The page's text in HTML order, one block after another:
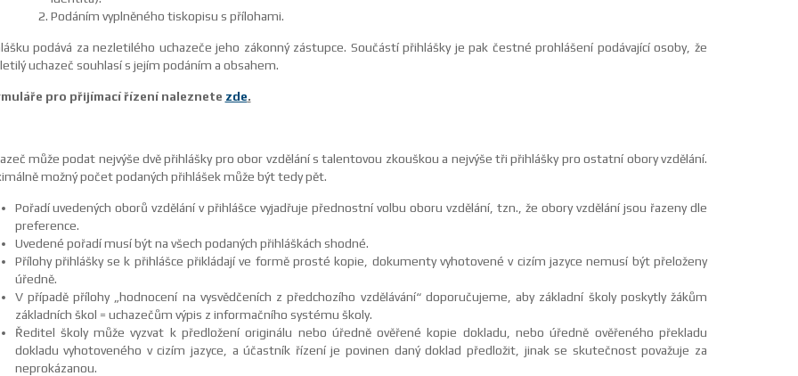
Podáním vyplněného tiskopisu s přílohami.
podává za nezletilého uchazeče jeho zákonný zástupce. Součástí přihlášky je pak čestné prohlášení podávající osoby, že
uchazeč souhlasí s jejím podáním a obsahem.
pro přijímací řízení naleznete zde.
může podat nejvýše dvě přihlášky pro obor vzdělání s talentovou zkouškou a nejvýše tři přihlášky pro ostatní obory vzdělání.
možný počet podaných přihlášek může být tedy pět.
Pořadí uvedených oborů vzdělání v přihlášce vyjadřuje přednostní volbu oboru vzdělání, tzn., že obory vzdělání jsou řazeny dle
preference.
Uvedené pořadí musí být na všech podaných přihláškách shodné.
Přílohy přihlášky se k přihlášce přikládají ve formě prosté kopie, dokumenty vyhotovené v cizím jazyce nemusí být přeloženy
úředně.
V případě přílohy „hodnocení na vysvědčeních z předchozího vzdělávání“ doporučujeme, aby základní školy poskytly žákům
základních škol = uchazečům výpis z informačního systému školy.
Ředitel školy může vyzvat k předložení originálu nebo úředně ověřené kopie dokladu, nebo úředně ověřeného překladu
dokladu vyhotoveného v cizím jazyce, a účastník řízení je povinen daný doklad předložit, jinak se skutečnost považuje za
neprokázanou.